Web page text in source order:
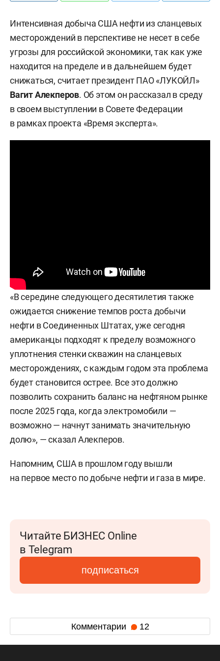
Интенсивная добыча США нефти из сланцевых
месторождений в перспективе не несет в себе
угрозы для российской экономики, так как уже
находится на пределе и в дальнейшем будет
снижаться, считает президент ПАО «ЛУКОЙЛ»
Вагит Алекперов. Об этом он рассказал в среду
в своем выступлении в Совете Федерации
в рамках проекта «Время эксперта».
«В середине следующего десятилетия также
ожидается снижение темпов роста добычи
нефти в Соединенных Штатах, уже сегодня
американцы подходят к пределу возможного
уплотнения стенки скважин на сланцевых
месторождениях, с каждым годом эта проблема
будет становится острее. Все это должно
позволить сохранить баланс на нефтяном рынке
после 2025 года, когда электромобили —
возможно — начнут занимать значительную
долю», — сказал Алекперов.
Напомним, США в прошлом году вышли
на первое место по добыче нефти и газа в мире.
Читайте БИЗНЕС Online
в Telegram
подписаться
Комментарии 12